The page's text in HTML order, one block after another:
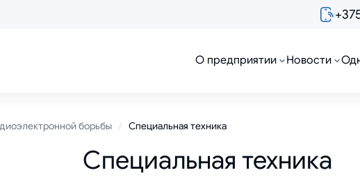
О предприятии Новости
борьбы Специальная техника
Специальная техника